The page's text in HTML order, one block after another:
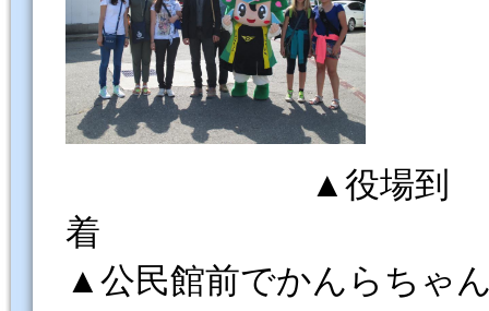
▲役場到
▲公民館前でかんらちゃ